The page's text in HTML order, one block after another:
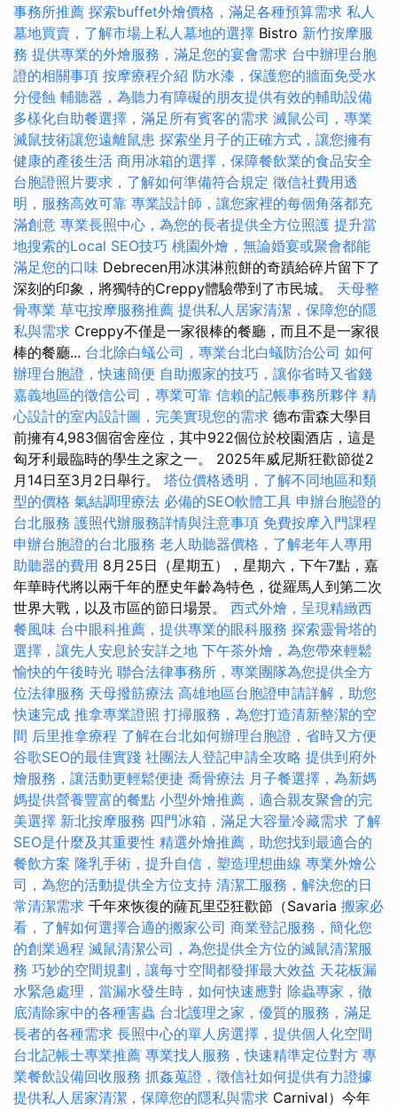
事務所推薦 探索buffet外燴價格，滿足各種預算需求 私人
墓地買賣，了解市場上私人墓地的選擇 Bistro 新竹按摩服
務 提供專業的外燴服務，滿足您的宴會需求 台中辦理台胞
證的相關事項 按摩療程介紹 防水漆，保護您的牆面免受水
分侵蝕 輔聽器，為聽力有障礙的朋友提供有效的輔助設備
多樣化自助餐選擇，滿足所有賓客的需求 滅鼠公司，專業
滅鼠技術讓您遠離鼠患 探索坐月子的正確方式，讓您擁有
健康的產後生活 商用冰箱的選擇，保障餐飲業的食品安全
台胞證照片要求，了解如何準備符合規定 徵信社費用透
明，服務高效可靠 專業設計師，讓您家裡的每個角落都充
滿創意 專業長照中心，為您的長者提供全方位照護 提升當
地搜索的Local SEO技巧 桃園外燴，無論婚宴或聚會都能
滿足您的口味 Debrecen用冰淇淋煎餅的奇蹟給碎片留下了
深刻的印象，將獨特的Creppy體驗帶到了市民城。 天母整
骨專業 草屯按摩服務推薦 提供私人居家清潔，保障您的隱
私與需求 Creppy不僅是一家很棒的餐廳，而且不是一家很
棒的餐廳... 台北除白蟻公司，專業台北白蟻防治公司 如何
辦理台胞證，快速簡便 自助搬家的技巧，讓你省時又省錢
嘉義地區的徵信公司，專業可靠 信賴的記帳事務所夥伴 精
心設計的室內設計圖，完美實現您的需求 德布雷森大學目
前擁有4,983個宿舍座位，其中922個位於校園酒店，這是
匈牙利最臨時的學生之家之一。 2025年威尼斯狂歡節從2
月14日至3月2日舉行。 塔位價格透明，了解不同地區和類
型的價格 氣結調理療法 必備的SEO軟體工具 申辦台胞證的
台北服務 護照代辦服務詳情與注意事項 免費按摩入門課程
申辦台胞證的台北服務 老人助聽器價格，了解老年人專用
助聽器的費用 8月25日（星期五），星期六，下午7點，嘉
年華時代將以兩千年的歷史年齡為特色，從羅馬人到第二次
世界大戰，以及市區的節日場景。 西式外燴，呈現精緻西
餐風味 台中眼科推薦，提供專業的眼科服務 探索靈骨塔的
選擇，讓先人安息於安詳之地 下午茶外燴，為您帶來輕鬆
愉快的午後時光 聯合法律事務所，專業團隊為您提供全方
位法律服務 天母撥筋療法 高雄地區台胞證申請詳解，助您
快速完成 推拿專業證照 打掃服務，為您打造清新整潔的空
間 后里推拿療程 了解在台北如何辦理台胞證，省時又方便
谷歌SEO的最佳實踐 社團法人登記申請全攻略 提供到府外
燴服務，讓活動更輕鬆便捷 喬骨療法 月子餐選擇，為新媽
媽提供營養豐富的餐點 小型外燴推薦，適合親友聚會的完
美選擇 新北按摩服務 四門冰箱，滿足大容量冷藏需求 了解
SEO是什麼及其重要性 精選外燴推薦，助您找到最適合的
餐飲方案 隆乳手術，提升自信，塑造理想曲線 專業外燴公
司，為您的活動提供全方位支持 清潔工服務，解決您的日
常清潔需求 千年來恢復的薩瓦里亞狂歡節（Savaria 搬家必
看，了解如何選擇合適的搬家公司 商業登記服務，簡化您
的創業過程 滅鼠清潔公司，為您提供全方位的滅鼠清潔服
務 巧妙的空間規劃，讓每寸空間都發揮最大效益 天花板漏
水緊急處理，當漏水發生時，如何快速應對 除蟲專家，徹
底清除家中的各種害蟲 台北護理之家，優質的服務，滿足
長者的各種需求 長照中心的單人房選擇，提供個人化空間
台北記帳士專業推薦 專業找人服務，快速精準定位對方 專
業餐飲設備回收服務 抓姦蒐證，徵信社如何提供有力證據
提供私人居家清潔，保障您的隱私與需求 Carnival）今年